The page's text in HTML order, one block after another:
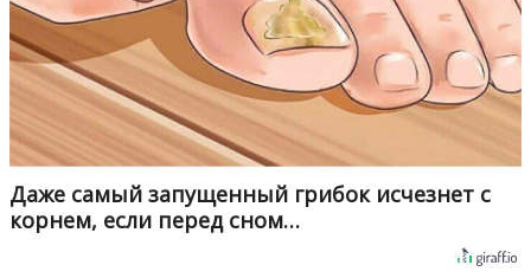
Даже самый запущенный грибок исчезнет с
корнем, если перед сном…